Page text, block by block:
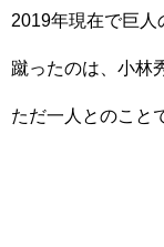
2019年現在で巨人
蹴ったのは、小林
ただ一人とのこと